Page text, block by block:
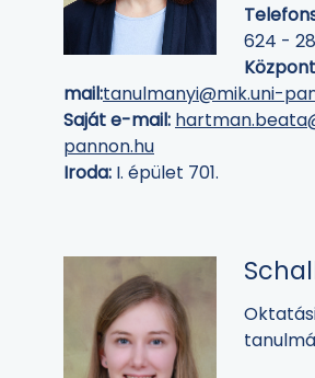
624 -
mail:tanulmanyi@mik.uni-
Saját e-mail:
pannon.hu
Iroda: I. épület 701.